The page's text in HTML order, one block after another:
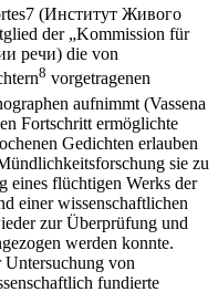
7 (Институт Живого
der „Kommission für
речи) die von
8 vorgetragenen
aufnimmt (Vassena
Fortschritt ermöglichte
Gedichten erlauben
sie zu
eines flüchtigen Werks der
einer wissenschaftlichen
zur Überprüfung und
werden konnte.
Untersuchung von
fundierte